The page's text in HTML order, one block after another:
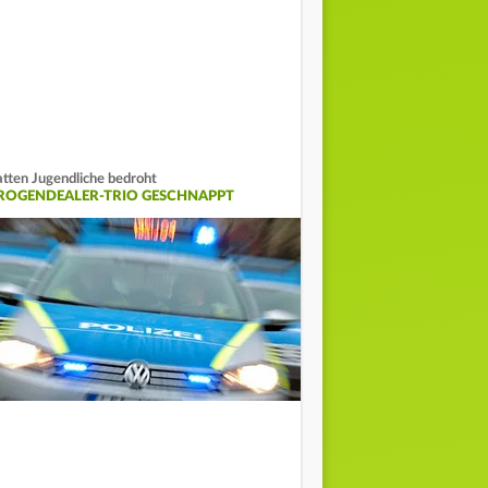
Jugendliche bedroht
TRIO GESCHNAPPT